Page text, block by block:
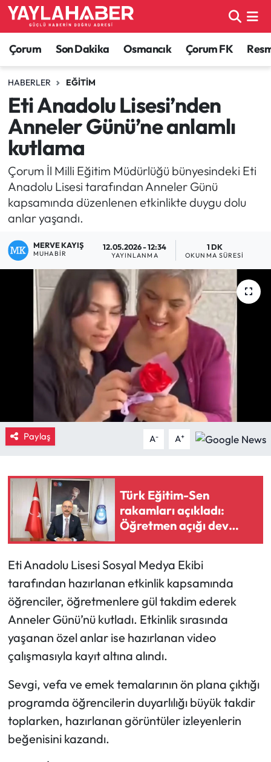
Çorum Son Dakika Osmancık Çorum FK
HABERLER EĞITIM
Eti Anadolu Lisesi’nden
Anneler Günü’ne anlamlı
kutlama
Çorum İl Milli Eğitim Müdürlüğü bünyesindeki Eti
Anadolu Lisesi tarafından Anneler Günü
kapsamında düzenlenen etkinlikte duygu dolu
anlar yaşandı.
MERVE KAYIŞ
MUHABIR
12.05.2026 - 12:34
YAYINLANMA
1 DK
OKUNMA SÜRESI
Paylaş A- A+
Türk Eğitim-Sen
rakamları açıkladı:
Öğretmen açığı dev
boyutlara ulaştı
Eti Anadolu Lisesi Sosyal Medya Ekibi
tarafından hazırlanan etkinlik kapsamında
öğrenciler, öğretmenlere gül takdim ederek
Anneler Günü’nü kutladı. Etkinlik sırasında
yaşanan özel anlar ise hazırlanan video
çalışmasıyla kayıt altına alındı.
Sevgi, vefa ve emek temalarının ön plana çıktığı
programda öğrencilerin duyarlılığı büyük takdir
toplarken, hazırlanan görüntüler izleyenlerin
beğenisini kazandı.
Alaca Haberleri
Bayat Haberleri
Bilgi - Keşfet Haberleri
Bilim ve Teknoloji
Boğazkale Haberleri
Çorum Haberleri
Eğitim
Ekonomi
Güncel
İskilip Haberleri
Kargı Haberleri
Kimdir?
Kültür Sanat
Laçin Haberleri
Magazin
Mecitözü Haberleri
Oğuzlar Haberleri
Ortaköy Haberleri
Osmancık Haberleri
Otomotiv
Resmi İlan
Çorum Nöbetçi Eczaneler
Çorum Hava Durumu
Çorum Namaz Vakitleri
Çorum Trafik Yoğunluk Haritası
TFF 1.Lig Puan Durumu ve Fikstür
Tüm Manşetler